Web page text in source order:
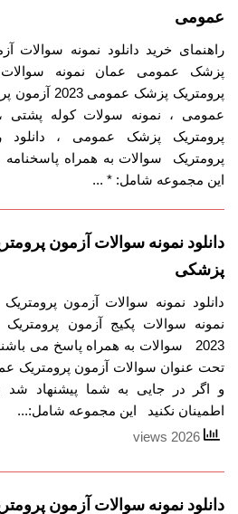
عمومی
راهنمای خرید دانلود نمونه سوالات
پزشک عمومی عمان نمونه سوالات
پرومتریک پزشک
عمومی ، نمونه سولات کوله پشتی ،
پرومتریک پزشک عمومی ، دانلود
پرومتریک سوالات به همراه
این مجموعه شامل: * ...
دانلود نمونه سوالات آزمون
پزشکی
دانلود نمونه سوالات آزمون
نمونه سوالات پکیج آزمون
2023 سوالات به همراه پاسخ می
تحت عنوان سوالات آزمون پرومتریک
و اگر در جایی به شما پیشنهاد شد
اطمینان نکنید این مجموعه شامل:...
دانلود نمونه سوالات آزمون